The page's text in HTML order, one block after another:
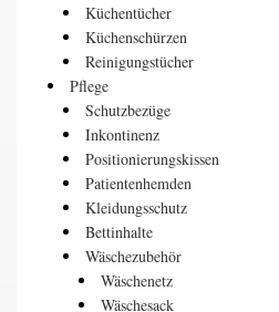
Küchentücher
Küchenschürzen
Reinigungstücher
Pflege
Schutzbezüge
Inkontinenz
Positionierungskissen
Patientenhemden
Kleidungsschutz
Bettinhalte
Wäschezubehör
Wäschenetz
Wäschesack